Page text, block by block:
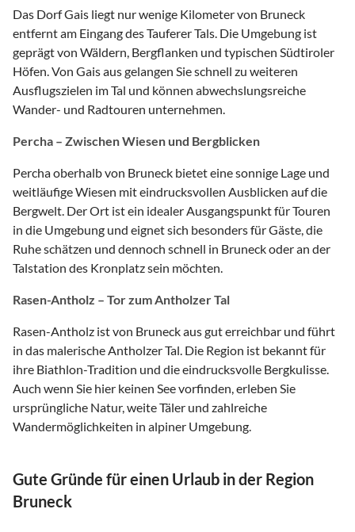
Das Dorf Gais liegt nur wenige Kilometer von Bruneck
entfernt am Eingang des Tauferer Tals. Die Umgebung ist
geprägt von Wäldern, Bergflanken und typischen Südtiroler
Höfen. Von Gais aus gelangen Sie schnell zu weiteren
Ausflugszielen im Tal und können abwechslungsreiche
Wander- und Radtouren unternehmen.
Percha – Zwischen Wiesen und Bergblicken
Percha oberhalb von Bruneck bietet eine sonnige Lage und
weitläufige Wiesen mit eindrucksvollen Ausblicken auf die
Bergwelt. Der Ort ist ein idealer Ausgangspunkt für Touren
in die Umgebung und eignet sich besonders für Gäste, die
Ruhe schätzen und dennoch schnell in Bruneck oder an der
Talstation des Kronplatz sein möchten.
Rasen-Antholz – Tor zum Antholzer Tal
Rasen-Antholz ist von Bruneck aus gut erreichbar und führt
in das malerische Antholzer Tal. Die Region ist bekannt für
ihre Biathlon-Tradition und die eindrucksvolle Bergkulisse.
Auch wenn Sie hier keinen See vorfinden, erleben Sie
ursprüngliche Natur, weite Täler und zahlreiche
Wandermöglichkeiten in alpiner Umgebung.
Gute Gründe für einen Urlaub in der Region
Bruneck